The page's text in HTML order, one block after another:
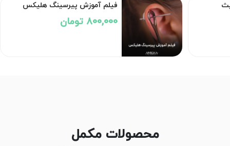
فیلم آموزش پیرسینگ هلیکس
800,000 تومان
محصولات مکمل